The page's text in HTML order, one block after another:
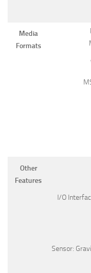
Media
Formats
Other
Features
I/O
Sensor: